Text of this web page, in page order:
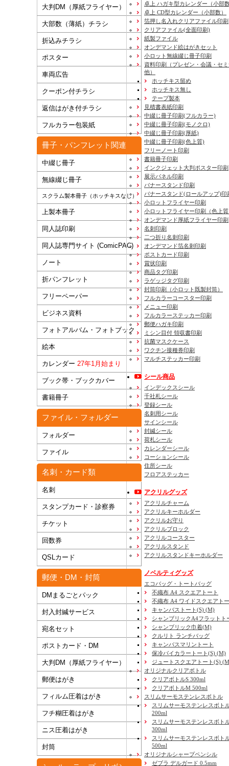
大判DM（厚紙フライヤー）
大部数（薄紙）チラシ
折込みチラシ
ポスター
車両広告
クーポン付チラシ
返信はがき付チラシ
フルカラー包装紙
冊子・パンフレット関連
中綴じ冊子
無線綴じ冊子
スクラム製本冊子（ホッチキスなし）
上製本冊子
同人誌印刷
同人誌専門サイト (ComicPAC)
ノート
折パンフレット
フリーペーパー
ビジネス資料
フォトアルバム・フォトブック
絵本
カレンダー 27年1月始まり
ブック帯・ブックカバー
書籍冊子
ファイル・フォルダー
フォルダー
ファイル
名刺・カード類
名刺
スタンプカード・診察券
チケット
回数券
QSLカード
郵便・DM・封筒
DMまるごとパック
封入封緘サービス
宛名セット
ポストカード・DM
大判DM（厚紙フライヤー）
郵便はがき
フィルム圧着はがき
フチ糊圧着はがき
ニス圧着はがき
封筒
卓上 ハガキ型カレンダー（小部
卓上 CD型カレンダー（小部数）
箔押し名入れクリアファイル印刷
クリアファイル(全面印刷)
紙製ファイル
オンデマンド絵はがきセット
小ロット無線綴じ冊子印刷
資料印刷
（プレゼン・会議・セ
他）
ホッチキス留め
ホッチキス無し
テープ製本
見積書表紙印刷
中綴じ冊子印刷(フルカラー)
中綴じ冊子印刷(モノクロ)
中綴じ冊子印刷(厚紙)
中綴じ冊子印刷(色上質)
フリーノート印刷
書籍冊子印刷
インクジェット大判ポスター印刷
展示パネル印刷
バナースタンド印刷
バナースタンド(ロールアップ)印
小ロットフライヤー印刷
小ロットフライヤー印刷（色上
オンデマンド厚紙フライヤー印刷
名刺印刷
二つ折り名刺印刷
オンデマンド箔名刺印刷
ポストカード印刷
賞状印刷
商品タグ印刷
ラゲッジタグ印刷
封筒印刷
（小ロット既製封筒）
フルカラーコースター印刷
メニュー印刷
フルカラーステッカー印刷
郵便ハガキ印刷
ミシン目付 領収書印刷
抗菌マスクケース
ワクチン接種券印刷
マルチステッカー印刷
シール商品
インデックスシール
千社札シール
登録シール
名刺用シール
サインシール
封緘シール
荷札シール
カレンダーシール
コーションシール
住所シール
フロアステッカー
アクリルグッズ
アクリルチャーム
アクリルキーホルダー
アクリルお守り
アクリルブロック
アクリルコースター
アクリルスタンド
アクリルスタンドキーホルダー
ノベルティグッズ
エコバッグ・トートバッグ
不織布 A4 スクエアトート
不織布 A4 ワイドスクエアト
キャンバストート(S) (M)
シャンブリックA4フラットト
シャンブリック巾着(M)
クルリト ランチバッグ
キャンバスマリントート
保冷バイカラートート(S) (M)
ジュートスクエアトート(S)
オリジナルクリアボトル
クリアボトルS 300ml
クリアボトルM 500ml
スリムサーモステンレスボトル
スリムサーモステンレスボト
200ml
スリムサーモステンレスボト
300ml
スリムサーモステンレスボト
500ml
オリジナルシャープペンシル
ゼブラ デルガード 0.5mm